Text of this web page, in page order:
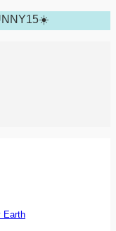
Earth